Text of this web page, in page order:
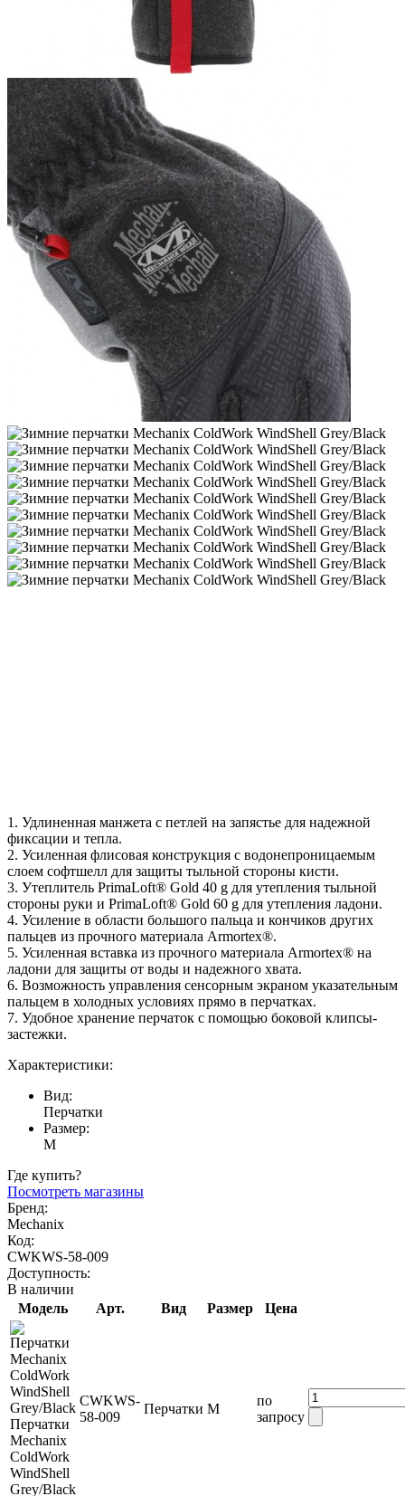
1. Удлиненная манжета с петлей на запястье для надежной
фиксации и тепла.
2. Усиленная флисовая конструкция с водонепроницаемым
слоем софтшелл для защиты тыльной стороны кисти.
3. Утеплитель PrimaLoft® Gold 40 g для утепления тыльной
стороны руки и PrimaLoft® Gold 60 g для утепления ладони.
4. Усиление в области большого пальца и кончиков других
пальцев из прочного материала Armortex®.
5. Усиленная вставка из прочного материала Armortex® на
ладони для защиты от воды и надежного хвата.
6. Возможность управления сенсорным экраном указательным
пальцем в холодных условиях прямо в перчатках.
7. Удобное хранение перчаток с помощью боковой клипсы-
застежки.
Характеристики:
Вид:
Перчатки
Размер:
M
Где купить?
Посмотреть магазины
Бренд:
Mechanix
Код:
CWKWS-58-009
Доступность:
В наличии
Модель
Арт. Вид Размер Цена
Перчатки
Mechanix
ColdWork
WindShell
Grey/Black
CWKWS-
58-009
Перчатки M
по
запросу